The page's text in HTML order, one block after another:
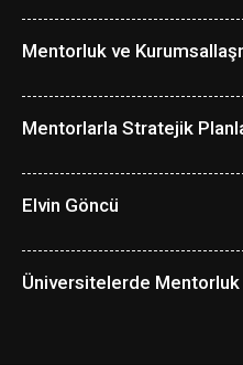
Mentorluk ve
Mentorlarla Stratejik
Elvin Göncü
Üniversitelerde Mentorluk